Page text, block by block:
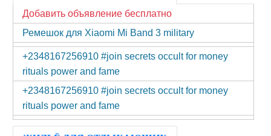
Добавить объявление бесплатно
Ремешок для Xiaomi Mi Band 3 military
+2348167256910 #join secrets occult for money
rituals power and fame
+2348167256910 #join secrets occult for money
rituals power and fame